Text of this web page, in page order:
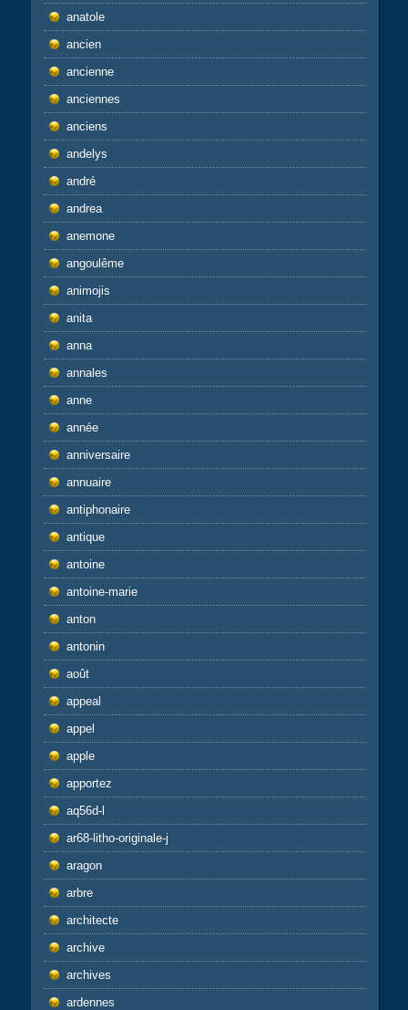
anatole
ancien
ancienne
anciennes
anciens
andelys
andré
andrea
anemone
angoulême
animojis
anita
anna
annales
anne
année
anniversaire
annuaire
antiphonaire
antique
antoine
antoine-marie
anton
antonin
août
appeal
appel
apple
apportez
aq56d-l
ar68-litho-originale-j
aragon
arbre
architecte
archive
archives
ardennes